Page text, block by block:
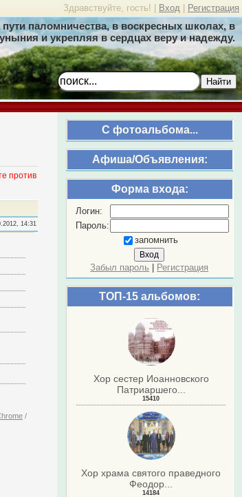
Здравствуйте, гость! | Вход Регистрация
паломничества, в воскресных школах, в
и укрепляя в сердцах веру и надежду.
Найти
C фотоальбома...
Афиша/Объявления:
Форма входа:
Логин:
Пароль:
запомнить
Забыл пароль Регистрация
ТОП-15 альбомов:
Хор сестер Иоанновского
Патриаршего...
15410
Хор храма святого праведного
Феодор...
14184
против
14:31
/